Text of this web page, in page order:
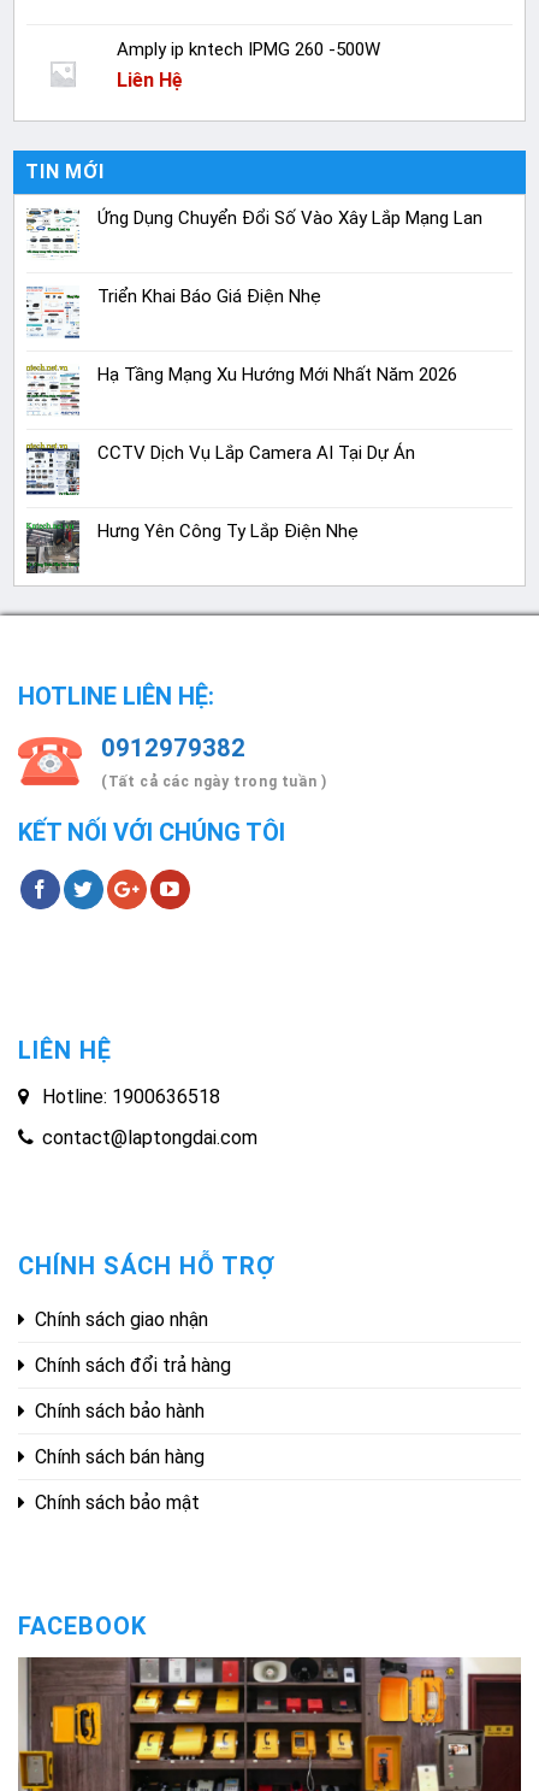
Amply ip kntech IPMG 260 -500W
Liên Hệ
TIN MỚI
Ứng Dụng Chuyển Đổi Số Vào Xây Lắp Mạng Lan
Triển Khai Báo Giá Điện Nhẹ
Hạ Tầng Mạng Xu Hướng Mới Nhất Năm 2026
CCTV Dịch Vụ Lắp Camera AI Tại Dự Án
Hưng Yên Công Ty Lắp Điện Nhẹ
HOTLINE LIÊN HỆ:
0912979382
(Tất cả các ngày trong tuần )
KẾT NỐI VỚI CHÚNG TÔI
LIÊN HỆ
Hotline: 1900636518
contact@laptongdai.com
CHÍNH SÁCH HỖ TRỢ
Chính sách giao nhận
Chính sách đổi trả hàng
Chính sách bảo hành
Chính sách bán hàng
Chính sách bảo mật
FACEBOOK